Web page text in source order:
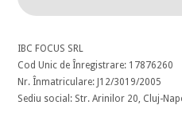
IBC FOCUS SRL
Cod Unic de Înregistrare: 17876260
Nr. Înmatriculare: J12/3019/2005
Sediu social: Str. Arinilor 20, Cluj-